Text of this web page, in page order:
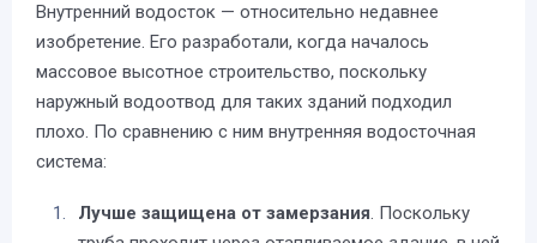
Внутренний водосток — относительно недавнее
изобретение. Его разработали, когда началось
массовое высотное строительство, поскольку
наружный водоотвод для таких зданий подходил
плохо. По сравнению с ним внутренняя водосточная
система:
Лучше защищена от замерзания. Поскольку